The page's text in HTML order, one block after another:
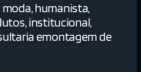
humanista,
institucional,
emontagem de